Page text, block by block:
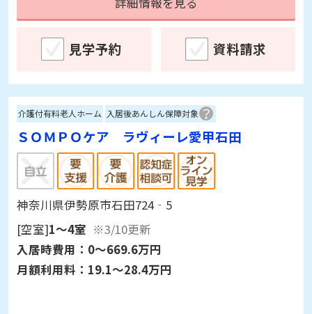
見学予約 資料請求
介護付有料老人ホーム 入居後あんしん保障対象
ＳＯＭＰＯケア ラヴィーレ愛甲石田
神奈川県伊勢原市石田724‐5
[空室]1～4室 ※3/10更新
入居時費用： 0～669.6万円
月額利用料： 19.1～28.4万円